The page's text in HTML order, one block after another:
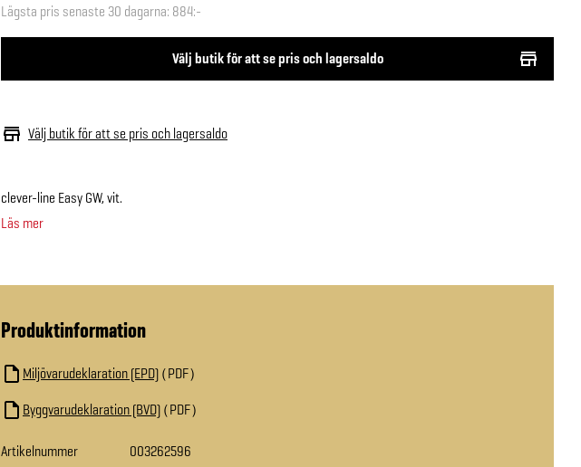
Lägsta pris senaste 30 dagarna: 884:-
Välj butik för att se pris och lagersaldo
Välj butik för att se pris och lagersaldo
clever-line Easy GW, vit.
Läs mer
Produktinformation
Miljövarudeklaration (EPD) PDF
Byggvarudeklaration (BVD) PDF
Artikelnummer
003262596